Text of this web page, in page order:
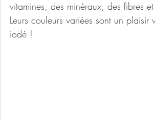
vitamines, des minéraux, des fibres
Leurs couleurs variées sont un
iodé !